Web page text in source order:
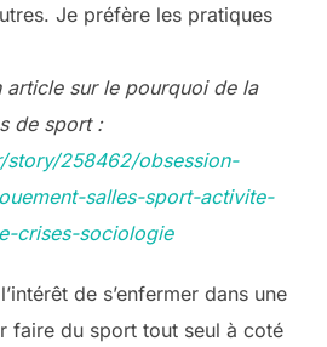
Je préfère les pratiques
article sur le pourquoi de la
de sport :
258462/obsession-
salles-sport-activite-
crises-sociologie
de s’enfermer dans une
faire du sport tout seul à coté